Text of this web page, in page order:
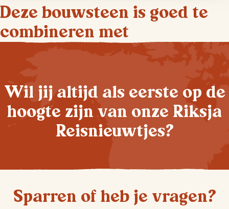
Deze bouwsteen is goed te
combineren met
Wil jij altijd als eerste op de
hoogte zijn van onze Riksja
Reisnieuwtjes?
Sparren of heb je vragen?